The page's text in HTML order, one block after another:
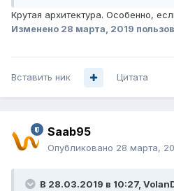
Крутая архитектура. Особенно,
Изменено 28 марта, 2019
Вставить ник Цитата
Saab95
Опубликовано 28 марта,
В 28.03.2019 в 10:27,